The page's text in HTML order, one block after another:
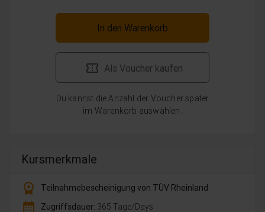
In den Warenkorb
Als Voucher kaufen
Du kannst die Anzahl der Voucher später
im Warenkorb auswählen.
Kursmerkmale
workspace_premium
Teilnahmebescheinigung von TÜV Rheinland
calendar_month Zugriffsdauer: 365 Tage/Days